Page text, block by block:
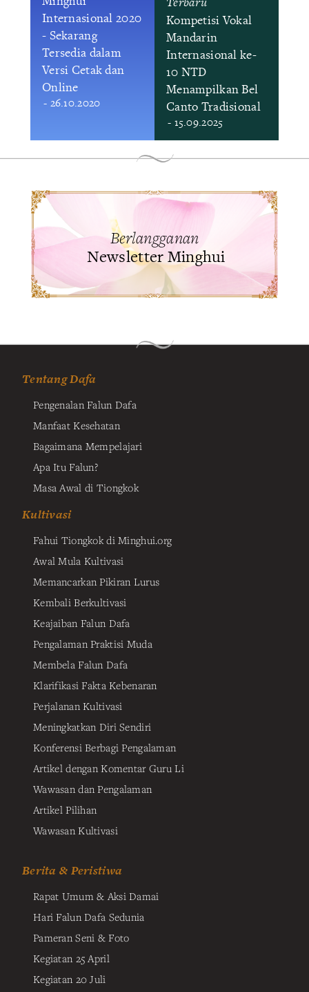
Internasional 2020
- Sekarang
Tersedia dalam
Versi Cetak dan
Online
- 26.10.2020
Kompetisi Vokal
Mandarin
Internasional ke-
10 NTD
Menampilkan Bel
Canto Tradisional
- 15.09.2025
Berlangganan
Newsletter Minghui
Tentang Dafa
Pengenalan Falun Dafa
Manfaat Kesehatan
Bagaimana Mempelajari
Apa Itu Falun?
Masa Awal di Tiongkok
Kultivasi
Fahui Tiongkok di Minghui.org
Awal Mula Kultivasi
Memancarkan Pikiran Lurus
Kembali Berkultivasi
Keajaiban Falun Dafa
Pengalaman Praktisi Muda
Membela Falun Dafa
Klarifikasi Fakta Kebenaran
Perjalanan Kultivasi
Meningkatkan Diri Sendiri
Konferensi Berbagi Pengalaman
Artikel dengan Komentar Guru Li
Wawasan dan Pengalaman
Artikel Pilihan
Wawasan Kultivasi
Berita & Peristiwa
Rapat Umum & Aksi Damai
Hari Falun Dafa Sedunia
Pameran Seni & Foto
Kegiatan 25 April
Kegiatan 20 Juli